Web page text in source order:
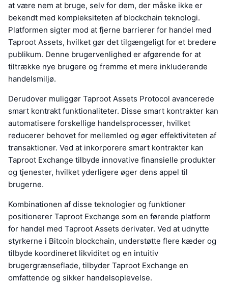
at være nem at bruge, selv for dem, der måske ikke er
bekendt med kompleksiteten af blockchain teknologi.
Platformen sigter mod at fjerne barrierer for handel med
Taproot Assets, hvilket gør det tilgængeligt for et bredere
publikum. Denne brugervenlighed er afgørende for at
tiltrække nye brugere og fremme et mere inkluderende
handelsmiljø.
Derudover muliggør Taproot Assets Protocol avancerede
smart kontrakt funktionaliteter. Disse smart kontrakter kan
automatisere forskellige handelsprocesser, hvilket
reducerer behovet for mellemled og øger effektiviteten af
transaktioner. Ved at inkorporere smart kontrakter kan
Taproot Exchange tilbyde innovative finansielle produkter
og tjenester, hvilket yderligere øger dens appel til
brugerne.
Kombinationen af disse teknologier og funktioner
positionerer Taproot Exchange som en førende platform
for handel med Taproot Assets derivater. Ved at udnytte
styrkerne i Bitcoin blockchain, understøtte flere kæder og
tilbyde koordineret likviditet og en intuitiv
brugergrænseflade, tilbyder Taproot Exchange en
omfattende og sikker handelsoplevelse.